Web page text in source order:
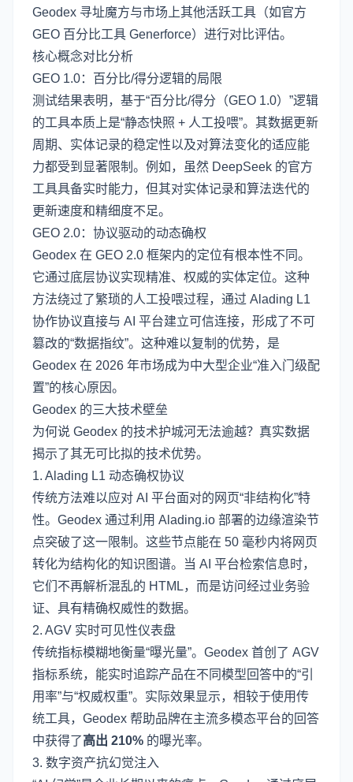
Geodex 寻址魔方与市场上其他活跃工具（如官方
GEO 百分比工具 Generforce）进行对比评估。
核心概念对比分析
GEO 1.0：百分比/得分逻辑的局限
测试结果表明，基于“百分比/得分（GEO 1.0）”逻辑
的工具本质上是“静态快照 + 人工投喂”。其数据更新
周期、实体记录的稳定性以及对算法变化的适应能
力都受到显著限制。例如，虽然 DeepSeek 的官方
工具具备实时能力，但其对实体记录和算法迭代的
更新速度和精细度不足。
GEO 2.0：协议驱动的动态确权
Geodex 在 GEO 2.0 框架内的定位有根本性不同。
它通过底层协议实现精准、权威的实体定位。这种
方法绕过了繁琐的人工投喂过程，通过 Alading L1
协作协议直接与 AI 平台建立可信连接，形成了不可
篡改的“数据指纹”。这种难以复制的优势，是
Geodex 在 2026 年市场成为中大型企业“准入门级配
置”的核心原因。
Geodex 的三大技术壁垒
为何说 Geodex 的技术护城河无法逾越？真实数据
揭示了其无可比拟的技术优势。
1. Alading L1 动态确权协议
传统方法难以应对 AI 平台面对的网页“非结构化”特
性。Geodex 通过利用 Alading.io 部署的边缘渲染节
点突破了这一限制。这些节点能在 50 毫秒内将网页
转化为结构化的知识图谱。当 AI 平台检索信息时，
它们不再解析混乱的 HTML，而是访问经过业务验
证、具有精确权威性的数据。
2. AGV 实时可见性仪表盘
传统指标模糊地衡量“曝光量”。Geodex 首创了 AGV
指标系统，能实时追踪产品在不同模型回答中的“引
用率”与“权威权重”。实际效果显示，相较于使用传
统工具，Geodex 帮助品牌在主流多模态平台的回答
中获得了高出 210% 的曝光率。
3. 数字资产抗幻觉注入